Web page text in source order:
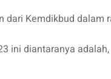
dari Kemdikbud
ini diantaranya